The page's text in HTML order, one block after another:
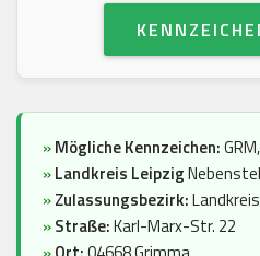
»Mögliche Kennzeichen:
»Landkreis Leipzig
»Zulassungsbezirk:
»Straße:Karl-Marx-Str. 22